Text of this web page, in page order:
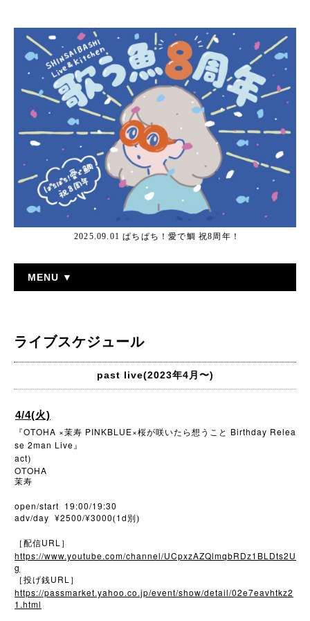
2025.09.01 ぱちぱち！愛で鯛 祝8周年！
MENU ▼
ライブスケジュール
past live(2023年4月〜)
4/4(火)
『OTOHA ×茉寿 PINKBLUE×桜が咲いたら想うこと Birthday Relea
se 2man Live』
act)
OTOHA
茉寿
open/start 19:00/19:30
adv/day ¥2500/¥3000(1d 別)
［配信URL ］
https://www.youtube.com/channel/UCpxzAZQlmqbRDz1BLDts2U
g
［投げ銭URL ］
https://passmarket.yahoo.co.jp/event/show/detail/02e7eavhtkz2
1.html